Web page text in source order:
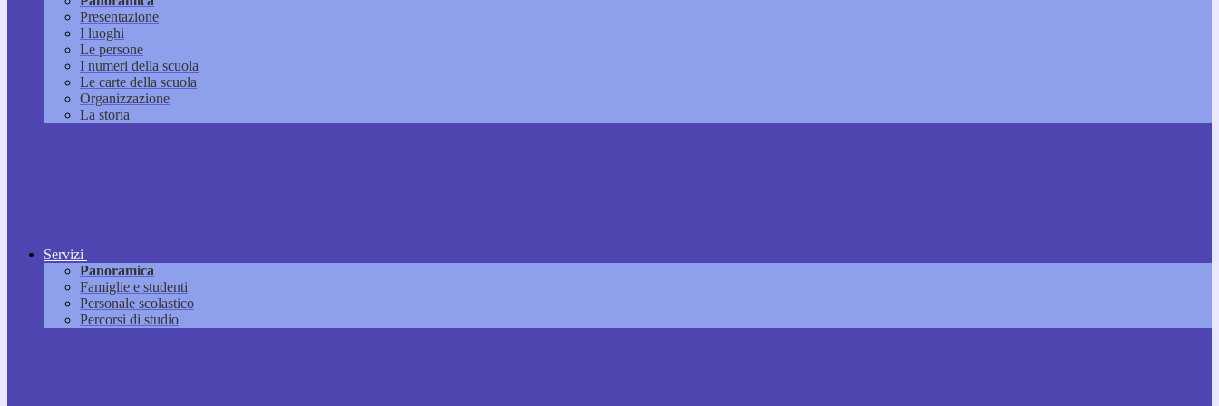
Presentazione
I luoghi
Le persone
I numeri della scuola
Le carte della scuola
Organizzazione
La storia
Servizi
Panoramica
Famiglie e studenti
Personale scolastico
Percorsi di studio